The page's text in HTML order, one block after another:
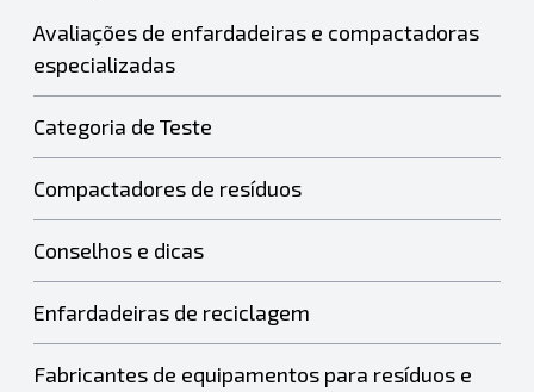
Avaliações de enfardadeiras e compactadoras
especializadas
Categoria de Teste
Compactadores de resíduos
Conselhos e dicas
Enfardadeiras de reciclagem
Fabricantes de equipamentos para resíduos e